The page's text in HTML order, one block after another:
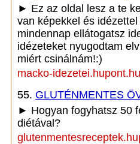
► Ez az oldal lesz a te
van képekkel és
mindennap ellátogatsz
idézeteket nyugodtam
miért csinálnám!:)
macko-idezetei.hupont.hu
55. GLUTÉNMENTES
► Hogyan fogyhatsz 50
diétával?